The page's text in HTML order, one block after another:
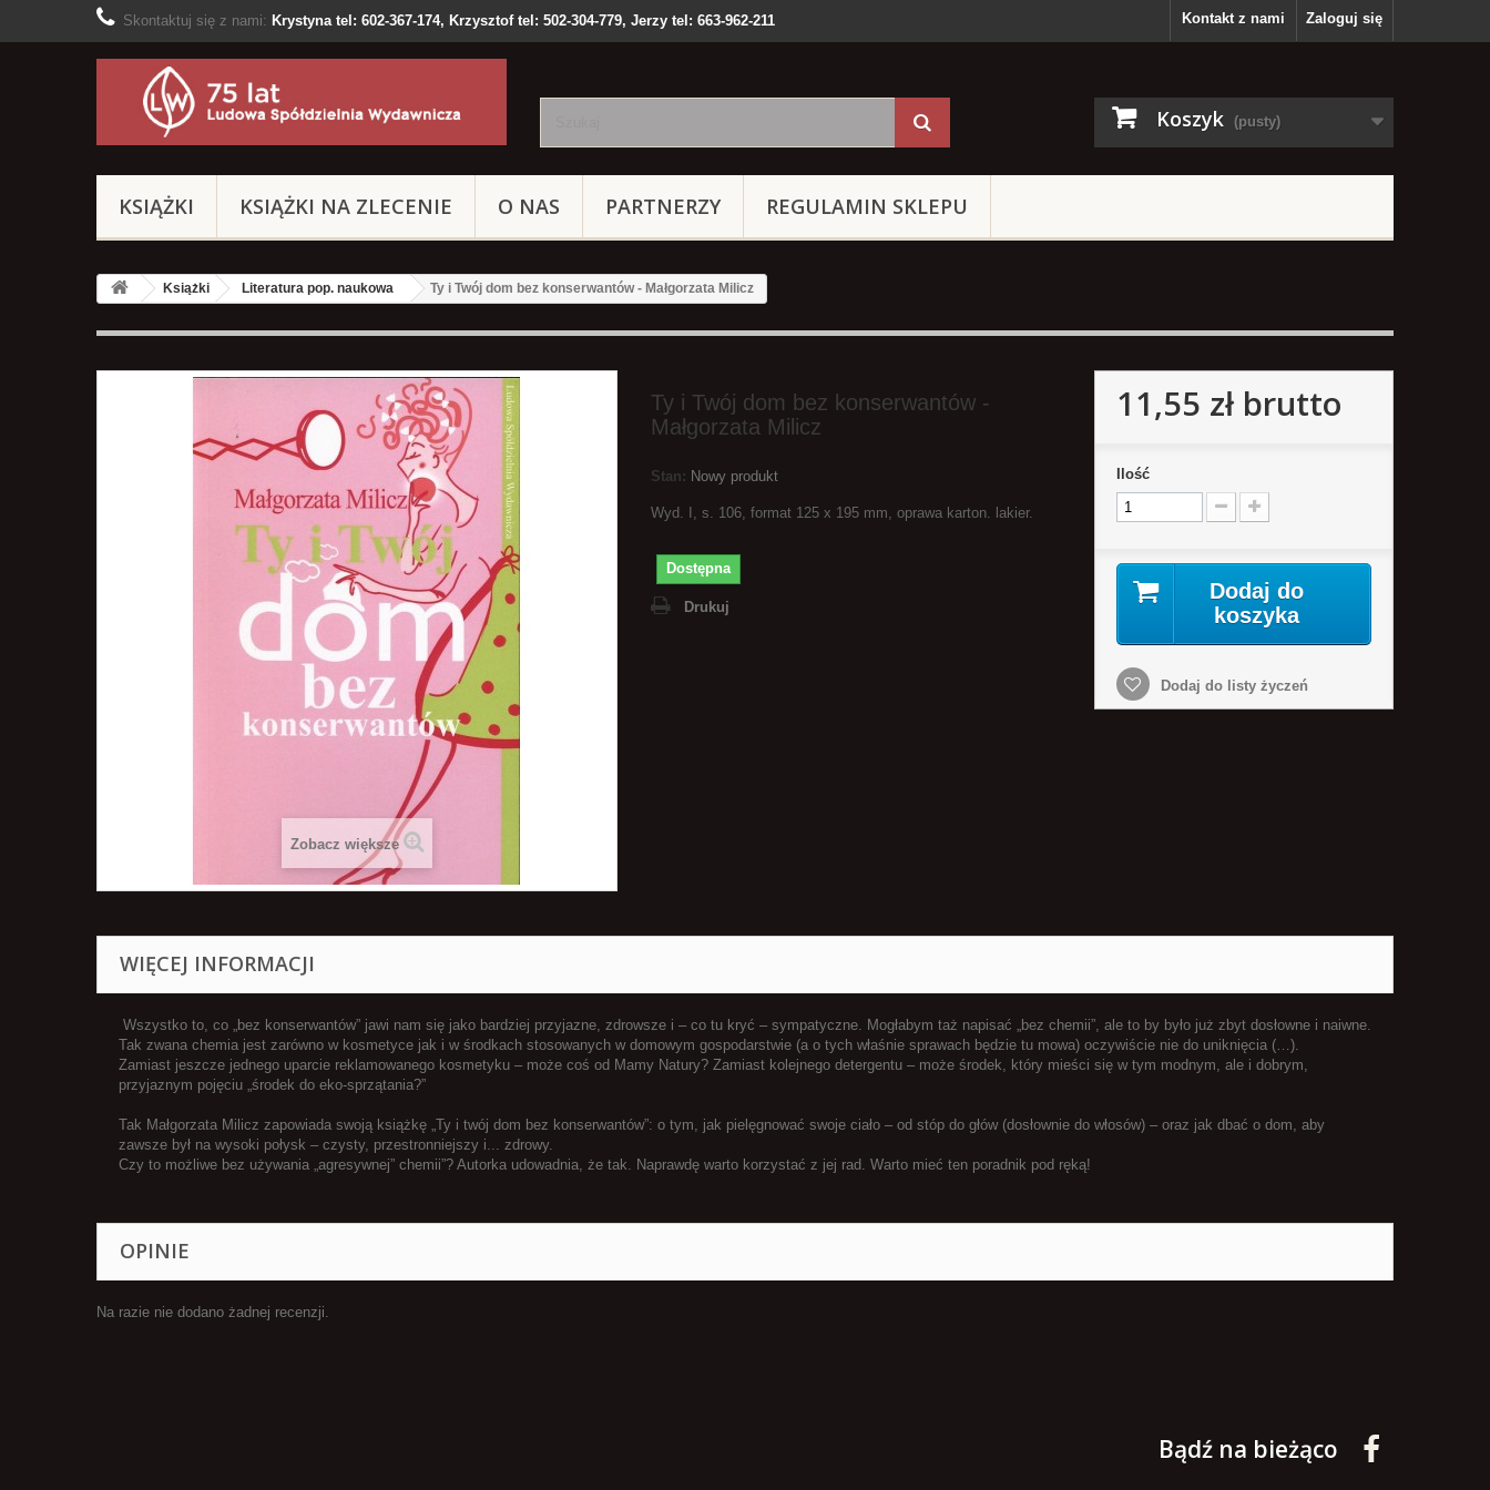
Zaloguj się
Kontakt z nami
Skontaktuj się z nami: Krystyna tel: 602-367-174, Krzysztof tel: 502-304-779, Jerzy tel: 663-962-211
Koszyk (pusty)
KSIĄŻKI KSIĄŻKI NA ZLECENIE O NAS PARTNERZY REGULAMIN SKLEPU
Książki Literatura pop. naukowa Ty i Twój dom bez konserwantów - Małgorzata Milicz
Zobacz większe
Ty i Twój dom bez konserwantów -
Małgorzata Milicz
Stan: Nowy produkt
Wyd. I, s. 106, format 125 x 195 mm, oprawa karton. lakier.
Dostępna
Drukuj
11,55 złbrutto
Ilość
Dodaj do
koszyka
Dodaj do listy życzeń
WIĘCEJ INFORMACJI
Wszystko to, co „bez konserwantów” jawi nam się jako bardziej przyjazne, zdrowsze i – co tu kryć – sympatyczne. Mogłabym taż napisać „bez chemii”, ale to by było już zbyt dosłowne i naiwne.
Tak zwana chemia jest zarówno w kosmetyce jak i w środkach stosowanych w domowym gospodarstwie (a o tych właśnie sprawach będzie tu mowa) oczywiście nie do uniknięcia (…).
Zamiast jeszcze jednego uparcie reklamowanego kosmetyku – może coś od Mamy Natury? Zamiast kolejnego detergentu – może środek, który mieści się w tym modnym, ale i dobrym,
przyjaznym pojęciu „środek do eko-sprzątania?”
Tak Małgorzata Milicz zapowiada swoją książkę „Ty i twój dom bez konserwantów”: o tym, jak pielęgnować swoje ciało – od stóp do głów (dosłownie do włosów) – oraz jak dbać o dom, aby
zawsze był na wysoki połysk – czysty, przestronniejszy i... zdrowy.
Czy to możliwe bez używania „agresywnej” chemii”? Autorka udowadnia, że tak. Naprawdę warto korzystać z jej rad. Warto mieć ten poradnik pod ręką!
OPINIE
Na razie nie dodano żadnej recenzji.
Bądź na bieżąco